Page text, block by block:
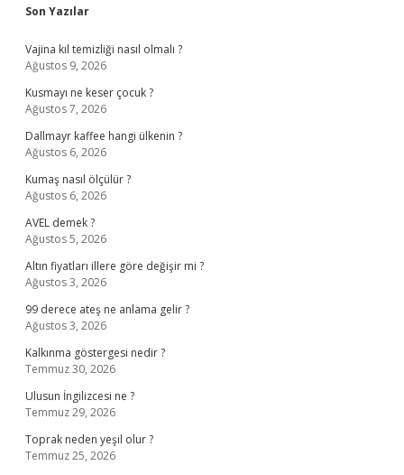
Sidebar
Son Yazılar
Vajina kıl temizliği nasıl olmalı ?
Ağustos 9, 2026
Kusmayı ne keser çocuk ?
Ağustos 7, 2026
Dallmayr kaffee hangi ülkenin ?
Ağustos 6, 2026
Kumaş nasıl ölçülür ?
Ağustos 6, 2026
AVEL demek ?
Ağustos 5, 2026
Altın fiyatları illere göre değişir mi ?
Ağustos 3, 2026
99 derece ateş ne anlama gelir ?
Ağustos 3, 2026
Kalkınma göstergesi nedir ?
Temmuz 30, 2026
Ulusun İngilizcesi ne ?
Temmuz 29, 2026
Toprak neden yeşil olur ?
Temmuz 25, 2026